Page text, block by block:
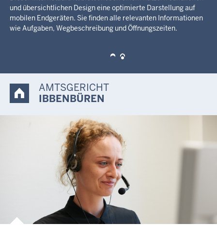
Kostenrechnungen in den Rechtsgebieten „Kirchenaustritte,
Grundbuchauszüge und Handelsregister“ Wenn Sie Zweifel
haben, so melden Sie sich bitte beim Amtsgericht Ibbenbüren
AMTSGERICHT
IBBENBÜREN